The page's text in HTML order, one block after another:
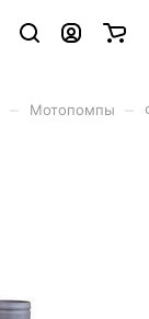
Мотопомпы